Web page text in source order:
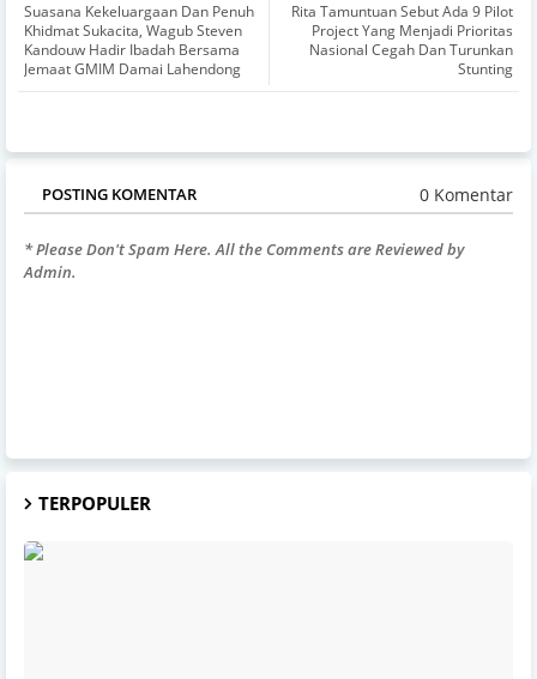
Rita Tamuntuan Sebut Ada 9 Pilot
Project Yang Menjadi Prioritas
Nasional Cegah Dan Turunkan
Stunting
Suasana Kekeluargaan Dan Penuh
Khidmat Sukacita, Wagub Steven
Kandouw Hadir Ibadah Bersama
Jemaat GMIM Damai Lahendong
POSTING KOMENTAR 0 Komentar
* Please Don't Spam Here. All the Comments are Reviewed by
Admin.
TERPOPULER